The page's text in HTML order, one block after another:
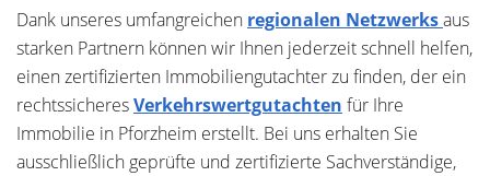
Dank unseres umfangreichen regionalen Netzwerksaus
starken Partnern können wir Ihnen jederzeit schnell helfen,
einen zertifizierten Immobiliengutachter zu finden, der ein
rechtssicheresVerkehrswertgutachten für Ihre
Immobilie in Pforzheim erstellt. Bei uns erhalten Sie
ausschließlich geprüfte und zertifizierte Sachverständige,